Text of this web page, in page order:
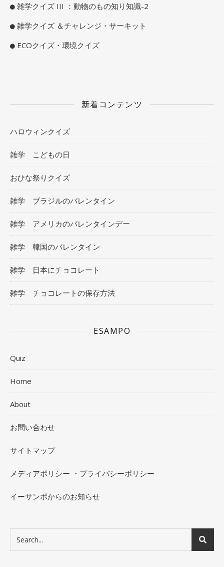
雑学クイズ III ：動物のもの知り知識-2
雑学クイズ ＆チャレンジ・サーキット
ECOクイズ・環境クイズ
新着コンテンツ
ハロウィンクイズ
雑学 こどもの日
おひな祭りクイズ
雑学 ブラジルのバレンタイン
雑学 アメリカのバレンタインデー
雑学 韓国のバレンタイン
雑学 日本にチョコレート
雑学 チョコレートの保存方法
ESAMPO
Quiz
Home
About
お問い合わせ
サイトマップ
メディアポリシー ・プライバシーポリシー
イーサンポからのお知らせ